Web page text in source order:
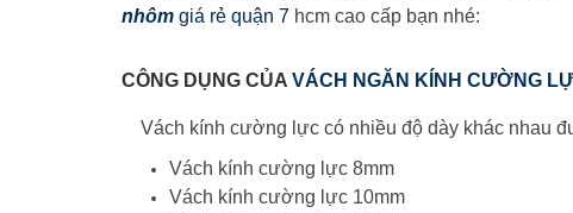
nhôm giá rẻ quận 7 hcm cao cấp bạn nhé:
CÔNG DỤNG CỦA VÁCH NGĂN KÍNH CƯỜNG
Vách kính cường lực có nhiều độ dày khác nhau
Vách kính cường lực 8mm
Vách kính cường lực 10mm